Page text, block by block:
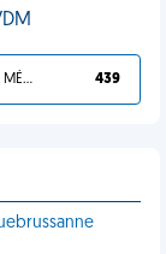
TU L'AS BIEN MÉRITÉ 439